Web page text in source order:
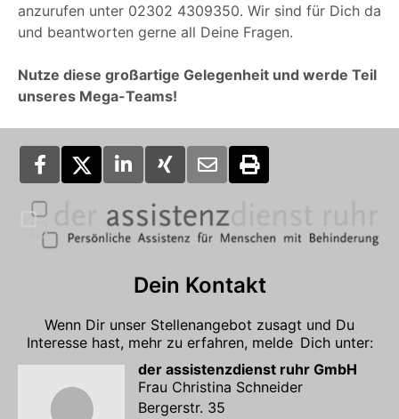
anzurufen unter 02302 4309350. Wir sind für Dich da
und beantworten gerne all Deine Fragen.
Nutze diese großartige Gelegenheit und werde Teil
unseres Mega-Teams!
Dein Kontakt
Wenn Dir unser Stellenangebot zusagt und Du
Interesse hast, mehr zu erfahren, melde Dich unter:
der assistenzdienst ruhr GmbH
Frau Christina Schneider
Bergerstr. 35